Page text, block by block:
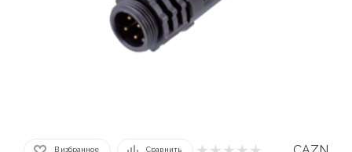
В избранное Сравнить